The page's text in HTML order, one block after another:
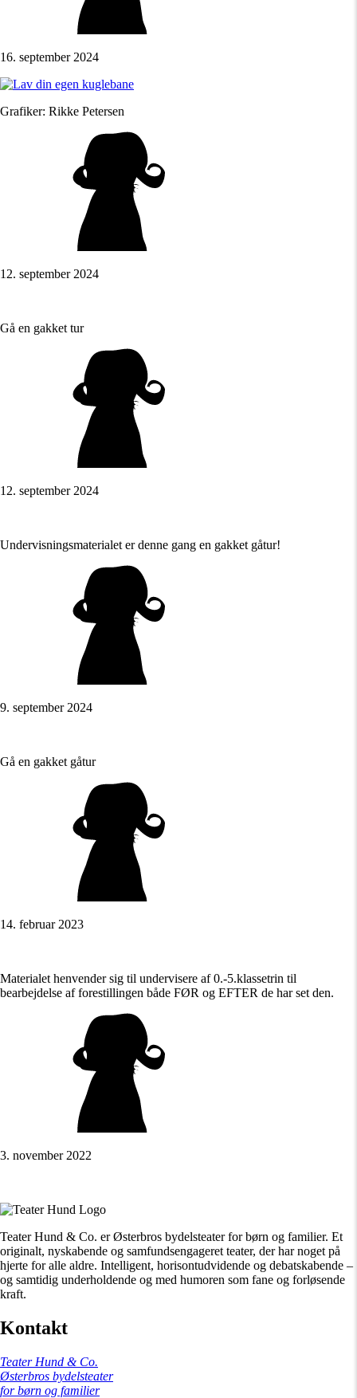
16. september 2024
Grafiker: Rikke Petersen
12. september 2024
Gå en gakket tur
12. september 2024
Undervisningsmaterialet er denne gang en gakket gåtur!
9. september 2024
Gå en gakket gåtur
14. februar 2023
Materialet henvender sig til undervisere af 0.-5.klassetrin til
bearbejdelse af forestillingen både FØR og EFTER de har set den.
3. november 2022
Teater Hund & Co. er Østerbros bydelsteater for børn og familier. Et
originalt, nyskabende og samfundsengageret teater, der har noget på
hjerte for alle aldre. Intelligent, horisontudvidende og debatskabende –
og samtidig underholdende og med humoren som fane og forløsende
kraft.
Kontakt
Teater Hund & Co.
Østerbros bydelsteater
for børn og familier